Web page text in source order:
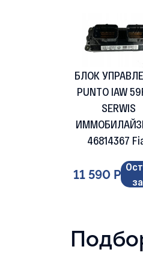
БЛОК
PUNTO IAW
SERWIS
46814367
11 590 Р